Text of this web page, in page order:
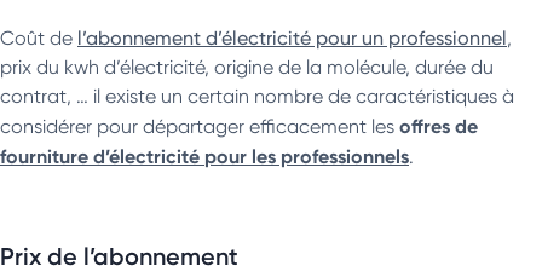
Coût de l’abonnement d’électricité pour un professionnel,
prix du kwh d’électricité, origine de la molécule, durée du
contrat, … il existe un certain nombre de caractéristiques à
considérer pour départager efficacement les offres de
fourniture d’électricité pour les professionnels.
Prix de l’abonnement